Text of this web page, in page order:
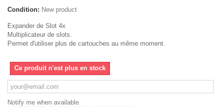
Condition: New product
Expander de Slot 4x
Multiplicateur de slots.
Permet d'utiliser plus de cartouches au même moment.
Ce produit n'est plus en stock
Notify me when available